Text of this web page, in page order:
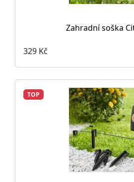
Zahradní soška
329 Kč
TOP